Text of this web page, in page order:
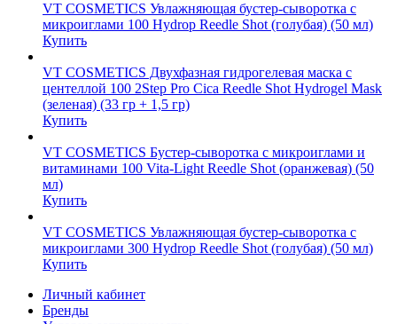
VT COSMETICS Увлажняющая бустер-сыворотка с
микроиглами 100 Hydrop Reedle Shot (голубая) (50 мл)
Купить
VT COSMETICS Двухфазная гидрогелевая маска с
центеллой 100 2Step Pro Cica Reedle Shot Hydrogel Mask
(зеленая) (33 гр + 1,5 гр)
Купить
VT COSMETICS Бустер-сыворотка с микроиглами и
витаминами 100 Vita-Light Reedle Shot (оранжевая) (50
мл)
Купить
VT COSMETICS Увлажняющая бустер-сыворотка с
микроиглами 300 Hydrop Reedle Shot (голубая) (50 мл)
Купить
Личный кабинет
Бренды